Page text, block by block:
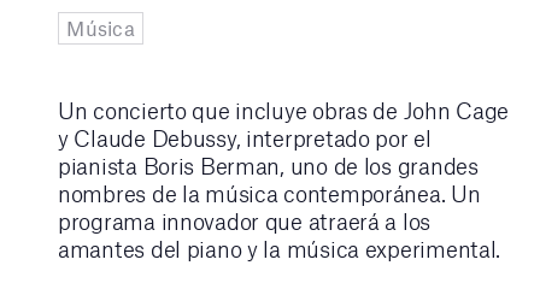
Música
Un concierto que incluye obras de John Cage
y Claude Debussy, interpretado por el
pianista Boris Berman, uno de los grandes
nombres de la música contemporánea. Un
programa innovador que atraerá a los
amantes del piano y la música experimental.